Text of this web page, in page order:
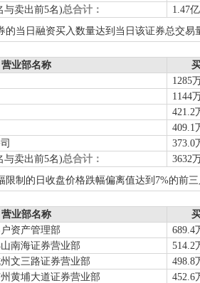
与卖出前5名)总合计： 1.47亿
的当日融资买入数量达到当日该证券总交易
营业部名称
1285
1144
421.2
409.1
373.0
与卖出前5名)总合计： 3632
限制的日收盘价格跌幅偏离值达到7%的前
营业部名称
资产管理部
689.4
南海证券营业部
514.2
文三路证券营业部
498.8
黄埔大道证券营业部
452.6